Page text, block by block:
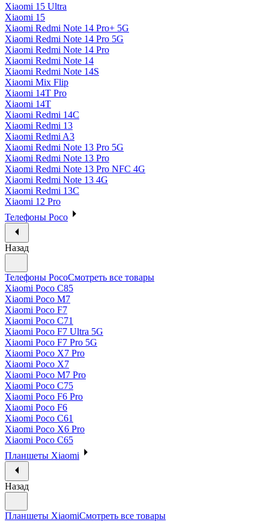
Xiaomi 15 Ultra
Xiaomi 15
Xiaomi Redmi Note 14 Pro+ 5G
Xiaomi Redmi Note 14 Pro 5G
Xiaomi Redmi Note 14 Pro
Xiaomi Redmi Note 14
Xiaomi Redmi Note 14S
Xiaomi Mix Flip
Xiaomi 14T Pro
Xiaomi 14T
Xiaomi Redmi 14C
Xiaomi Redmi 13
Xiaomi Redmi A3
Xiaomi Redmi Note 13 Pro 5G
Xiaomi Redmi Note 13 Pro
Xiaomi Redmi Note 13 Pro NFC 4G
Xiaomi Redmi Note 13 4G
Xiaomi Redmi 13C
Xiaomi 12 Pro
Телефоны Poco
Назад
Телефоны PocoСмотреть все товары
Xiaomi Poco C85
Xiaomi Poco M7
Xiaomi Poco F7
Xiaomi Poco C71
Xiaomi Poco F7 Ultra 5G
Xiaomi Poco F7 Pro 5G
Xiaomi Poco X7 Pro
Xiaomi Poco X7
Xiaomi Poco M7 Pro
Xiaomi Poco C75
Xiaomi Poco F6 Pro
Xiaomi Poco F6
Xiaomi Poco C61
Xiaomi Poco X6 Pro
Xiaomi Poco C65
Планшеты Xiaomi
Назад
Планшеты XiaomiСмотреть все товары